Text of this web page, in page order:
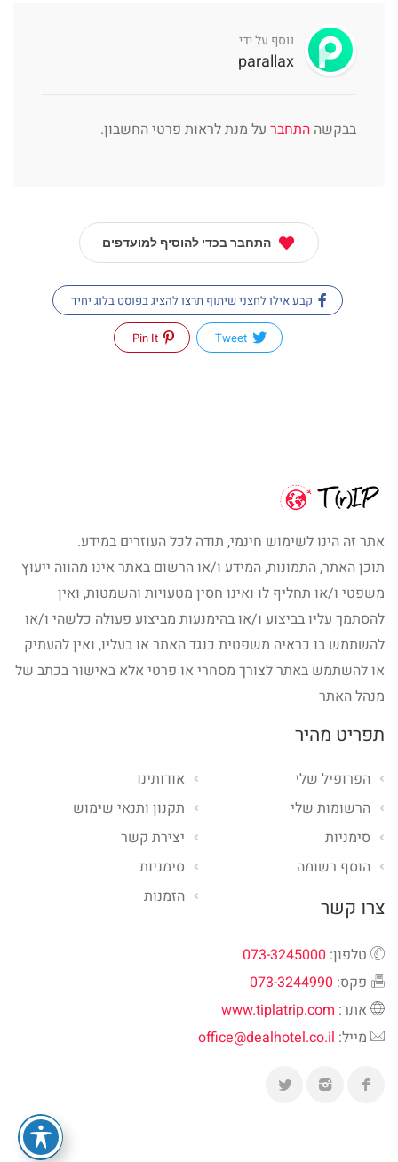
נוסף על ידי
parallax
בבקשה התחבר על מנת לראות פרטי החשבון.
התחבר בכדי להוסיף למועדפים
קבע אילו לחצני שיתוף תרצו להציג בפוסט בלוג יחיד
Tweet
Pin It
אתר זה הינו לשימוש חינמי, תודה לכל העוזרים במידע.
תוכן האתר, התמונות, המידע ו/או הרשום באתר אינו מהווה ייעוץ
משפטי ו/או תחליף לו ואינו חסין מטעויות והשמטות, ואין
להסתמך עליו בביצוע ו/או בהימנעות מביצוע פעולה כלשהי ו/או
להשתמש בו כראיה משפטית כנגד האתר או בעליו, ואין להעתיק
או להשתמש באתר לצורך מסחרי או פרטי אלא באישור בכתב של
מנהל האתר
תפריט מהיר
אודותינו
תקנון ותנאי שימוש
יצירת קשר
סימניות
הזמנות
הפרופיל שלי
הרשומות שלי
סימניות
הוסף רשומה
צרו קשר
טלפון: 073-3245000
פקס: 073-3244990
אתר: www.tiplatrip.com
מייל: office@dealhotel.co.il